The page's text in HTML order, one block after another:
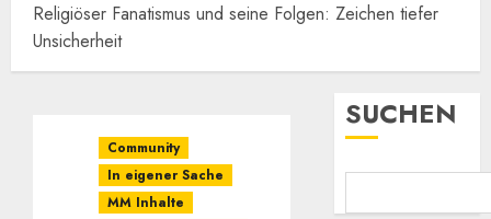
Religiöser Fanatismus und seine Folgen: Zeichen tiefer
Unsicherheit
Community
In eigener Sache
MM Inhalte
SUCHEN